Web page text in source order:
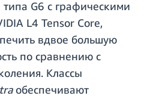
типа G6 с графическими
L4 Tensor Core,
вдвое большую
по сравнению с
Классы
обеспечивают